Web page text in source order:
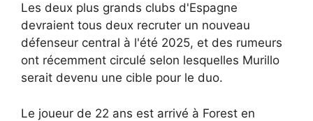
Les deux plus grands clubs d'Espagne
devraient tous deux recruter un nouveau
défenseur central à l'été 2025, et des rumeurs
ont récemment circulé selon lesquelles Murillo
serait devenu une cible pour le duo.
Le joueur de 22 ans est arrivé à Forest en